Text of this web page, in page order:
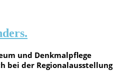
und Denkmalpflege
bei der Regionalausstellung